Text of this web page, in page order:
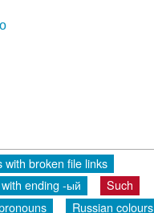
with broken file links
ending -ый
Such
Russian colours